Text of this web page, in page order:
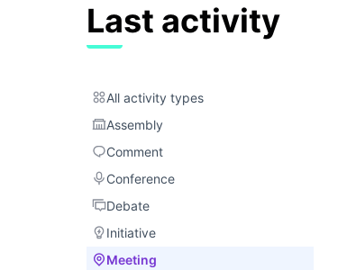
Last activity
All activity types
All activity types
Assembly
Assembly
Comment
Comment
Conference
Conference
DebateDebate
Initiative
Initiative
Meeting
Meeting